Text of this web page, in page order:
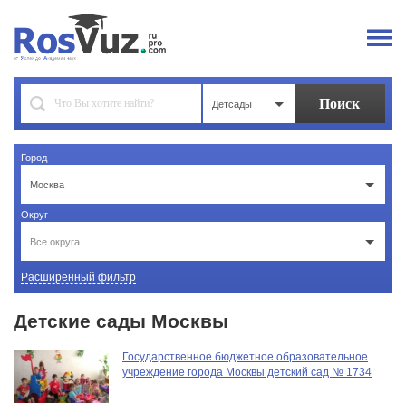
Детсады
Город
Москва
Округ
Все округа
Расширенный фильтр
Детские сады Москвы
Государственное бюджетное образовательное
учреждение города Москвы детский сад № 1734